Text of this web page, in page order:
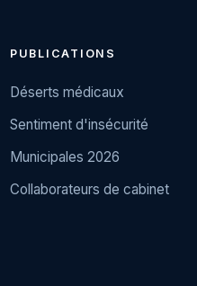
PUBLICATIONS
Déserts médicaux
Sentiment d'insécurité
Municipales 2026
Collaborateurs de cabinet